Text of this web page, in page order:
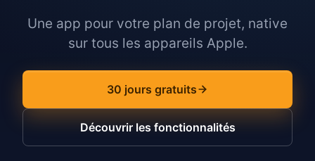
Une app pour votre plan de projet, native
sur tous les appareils Apple.
30 jours gratuits
Découvrir les fonctionnalités